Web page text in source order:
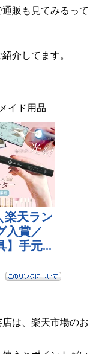
販も見てみるって
介してます。
イド用品
は、楽天市場のお